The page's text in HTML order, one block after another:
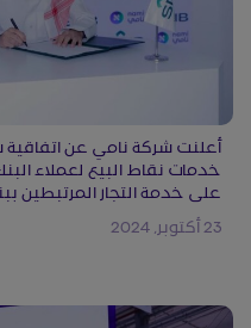
أعلنت شركة نامي عن
خدمات نقاط البيع لعملاء
على خدمة التجار المرتبطين
23 أكتوبر, 2024